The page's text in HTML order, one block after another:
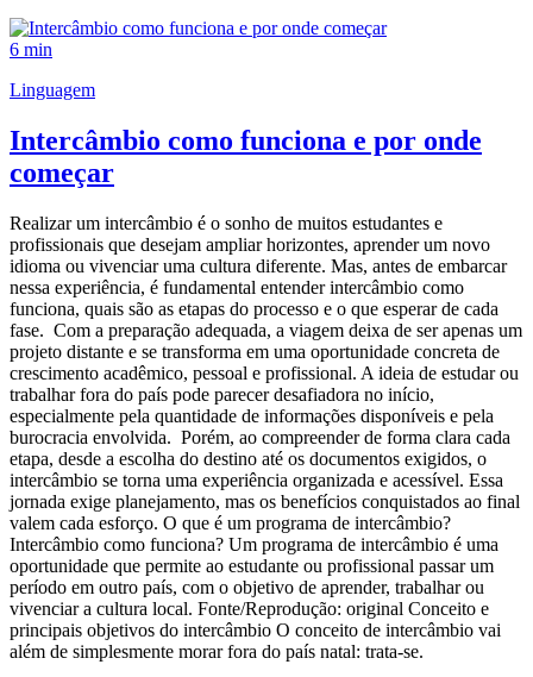
6 min
Linguagem
Intercâmbio como funciona e por onde
começar
Realizar um intercâmbio é o sonho de muitos estudantes e
profissionais que desejam ampliar horizontes, aprender um novo
idioma ou vivenciar uma cultura diferente. Mas, antes de embarcar
nessa experiência, é fundamental entender intercâmbio como
funciona, quais são as etapas do processo e o que esperar de cada
fase. Com a preparação adequada, a viagem deixa de ser apenas um
projeto distante e se transforma em uma oportunidade concreta de
crescimento acadêmico, pessoal e profissional. A ideia de estudar ou
trabalhar fora do país pode parecer desafiadora no início,
especialmente pela quantidade de informações disponíveis e pela
burocracia envolvida. Porém, ao compreender de forma clara cada
etapa, desde a escolha do destino até os documentos exigidos, o
intercâmbio se torna uma experiência organizada e acessível. Essa
jornada exige planejamento, mas os benefícios conquistados ao final
valem cada esforço. O que é um programa de intercâmbio?
Intercâmbio como funciona? Um programa de intercâmbio é uma
oportunidade que permite ao estudante ou profissional passar um
período em outro país, com o objetivo de aprender, trabalhar ou
vivenciar a cultura local. Fonte/Reprodução: original Conceito e
principais objetivos do intercâmbio O conceito de intercâmbio vai
além de simplesmente morar fora do país natal: trata-se.